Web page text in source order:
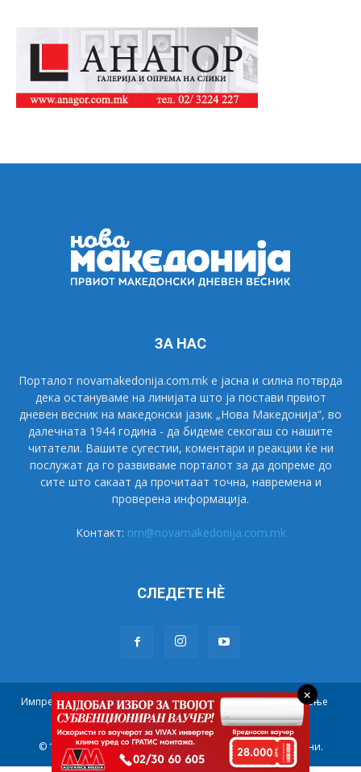
ЗА НАС
Порталот novamakedonija.com.mk е јасна и силна потврда
дека остануваме на линијата што ја постави првиот
дневен весник на македонски јазик „Нова Македонија“, во
далечната 1944 година - да бидеме секогаш со нашите
читатели. Вашите сугестии, коментари и реакции ќе ни
послужат да го развиваме порталот за да допреме до
сите што сакаат да прочитаат точна, навремена и
проверена информација.
Контакт: nm@novamakedonija.com.mk
СЛЕДЕТЕ НÈ
Импресум Маркетинг Претплата
Правила на користење
Контакт
© 1944 - 2021 НОВА МАКЕДОНИЈА. Сите права се задржани.
×